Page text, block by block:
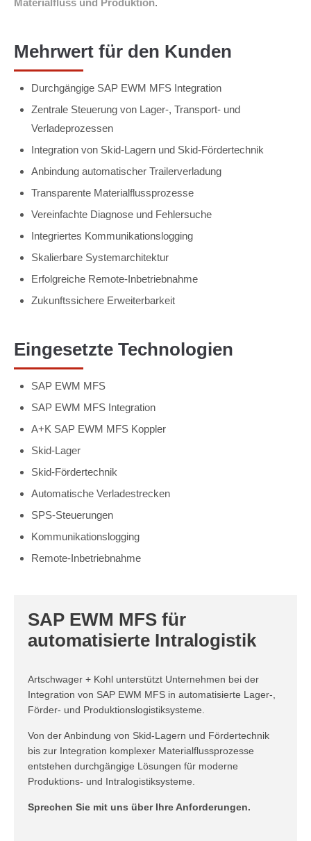
Materialfluss und Produktion.
Mehrwert für den Kunden
Durchgängige SAP EWM MFS Integration
Zentrale Steuerung von Lager-, Transport- und
Verladeprozessen
Integration von Skid-Lagern und Skid-Fördertechnik
Anbindung automatischer Trailerverladung
Transparente Materialflussprozesse
Vereinfachte Diagnose und Fehlersuche
Integriertes Kommunikationslogging
Skalierbare Systemarchitektur
Erfolgreiche Remote-Inbetriebnahme
Zukunftssichere Erweiterbarkeit
Eingesetzte Technologien
SAP EWM MFS
SAP EWM MFS Integration
A+K SAP EWM MFS Koppler
Skid-Lager
Skid-Fördertechnik
Automatische Verladestrecken
SPS-Steuerungen
Kommunikationslogging
Remote-Inbetriebnahme
SAP EWM MFS für
automatisierte Intralogistik
Artschwager + Kohl unterstützt Unternehmen bei der
Integration von SAP EWM MFS in automatisierte Lager-,
Förder- und Produktionslogistiksysteme.
Von der Anbindung von Skid-Lagern und Fördertechnik
bis zur Integration komplexer Materialflussprozesse
entstehen durchgängige Lösungen für moderne
Produktions- und Intralogistiksysteme.
Sprechen Sie mit uns über Ihre Anforderungen.